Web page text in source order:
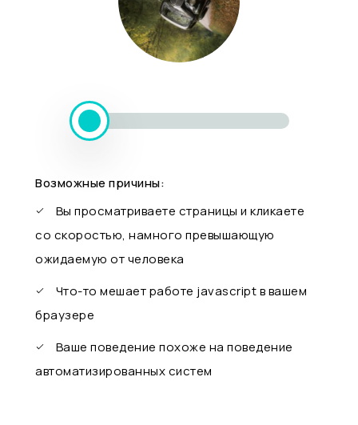
Возможные причины:
Вы просматриваете страницы и кликаете
со скоростью, намного превышающую
ожидаемую от человека
Что-то мешает работе javascript в вашем
браузере
Ваше поведение похоже на поведение
автоматизированных систем